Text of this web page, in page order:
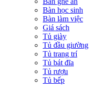
Bàn học sinh
Bàn làm việc
Giá sách
Tủ giày
Tủ đầu giường
Tủ trang trí
Tủ bát đĩa
Tủ rượu
Tủ bếp